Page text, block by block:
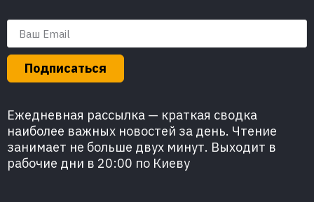
Подписаться
Ежедневная рассылка — краткая сводка
наиболее важных новостей за день. Чтение
занимает не больше двух минут. Выходит в
рабочие дни в 20:00 по Киеву